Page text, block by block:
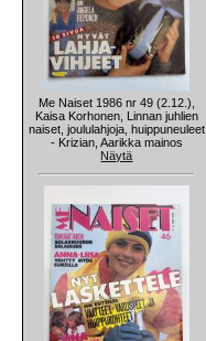
Me Naiset 1986 nr 49 (2.12.),
Kaisa Korhonen, Linnan juhlien
naiset, joululahjoja, huippuneuleet
- Krizian, Aarikka mainos
Näytä